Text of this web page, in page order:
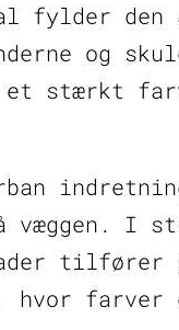
fylder den
og
væggen. I
farver